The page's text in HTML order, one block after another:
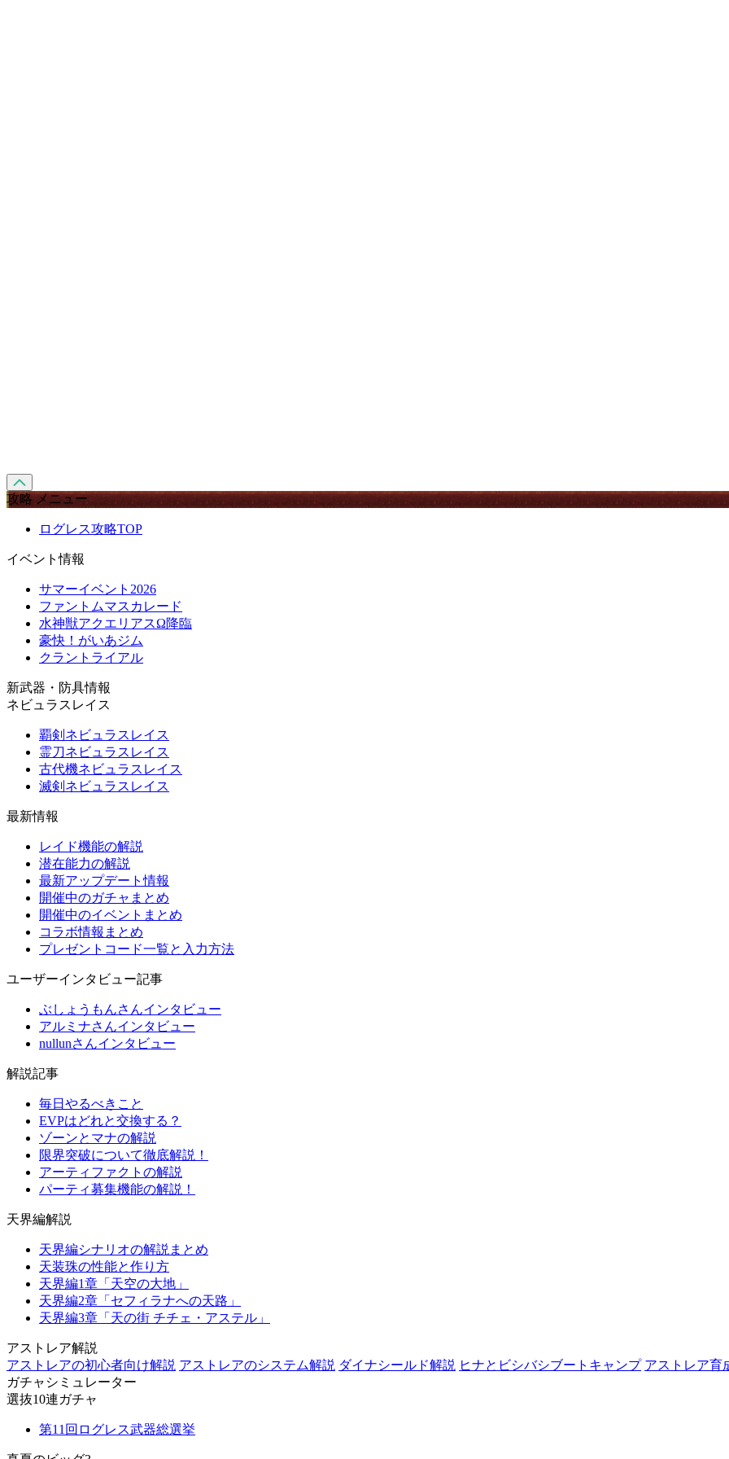
攻略 メニュー
ログレス攻略TOP
イベント情報
サマーイベント2026
ファントムマスカレード
水神獣アクエリアスΩ降臨
豪快！がいあジム
クラントライアル
新武器・防具情報
ネビュラスレイス
覇剣ネビュラスレイス
霊刀ネビュラスレイス
古代機ネビュラスレイス
滅剣ネビュラスレイス
最新情報
レイド機能の解説
潜在能力の解説
最新アップデート情報
開催中のガチャまとめ
開催中のイベントまとめ
コラボ情報まとめ
プレゼントコード一覧と入力方法
ユーザーインタビュー記事
ぶしょうもんさんインタビュー
アルミナさんインタビュー
nullunさんインタビュー
解説記事
毎日やるべきこと
EVPはどれと交換する？
ゾーンとマナの解説
限界突破について徹底解説！
アーティファクトの解説
パーティ募集機能の解説！
天界編解説
天界編シナリオの解説まとめ
天装珠の性能と作り方
天界編1章「天空の大地」
天界編2章「セフィラナへの天路」
天界編3章「天の街 チチェ・アステル」
アストレア解説
アストレアの初心者向け解説 アストレアのシステム解説 ダイナシールド解説 ヒナとビシバシブートキャンプ アストレア育
ガチャシミュレーター
選抜10連ガチャ
第11回ログレス武器総選挙